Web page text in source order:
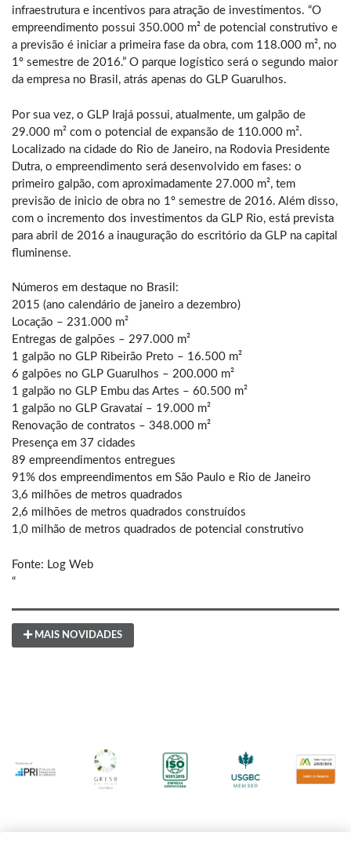
infraestrutura e incentivos para atração de investimentos. “O
empreendimento possui 350.000 m² de potencial construtivo e
a previsão é iniciar a primeira fase da obra, com 118.000 m², no
1º semestre de 2016.” O parque logístico será o segundo maior
da empresa no Brasil, atrás apenas do GLP Guarulhos.
Por sua vez, o GLP Irajá possui, atualmente, um galpão de
29.000 m² com o potencial de expansão de 110.000 m².
Localizado na cidade do Rio de Janeiro, na Rodovia Presidente
Dutra, o empreendimento será desenvolvido em fases: o
primeiro galpão, com aproximadamente 27.000 m², tem
previsão de inicio de obra no 1º semestre de 2016. Além disso,
com o incremento dos investimentos da GLP Rio, está prevista
para abril de 2016 a inauguração do escritório da GLP na capital
fluminense.
Números em destaque no Brasil:
2015 (ano calendário de janeiro a dezembro)
Locação – 231.000 m²
Entregas de galpões – 297.000 m²
1 galpão no GLP Ribeirão Preto – 16.500 m²
6 galpões no GLP Guarulhos – 200.000 m²
1 galpão no GLP Embu das Artes – 60.500 m²
1 galpão no GLP Gravataí – 19.000 m²
Renovação de contratos – 348.000 m²
Presença em 37 cidades
89 empreendimentos entregues
91% dos empreendimentos em São Paulo e Rio de Janeiro
3,6 milhões de metros quadrados
2,6 milhões de metros quadrados construídos
1,0 milhão de metros quadrados de potencial construtivo
Fonte: Log Web
“
MAIS NOVIDADES